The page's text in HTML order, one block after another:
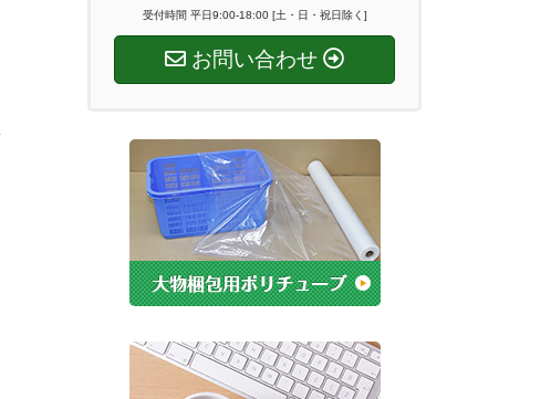
受付時間 平日9:00-18:00 [土・日・祝日除く]
お問い合わせ